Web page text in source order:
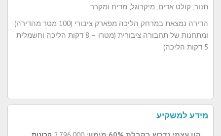
תנור, קולט אדים, מיקרוגל, מדיח ומקרר
הדירה נמצאת במרחק הליכה מפארק ציבורי (100 מטר מהדירה)
ומתחנות של תחבורה ציבורית (מטרו – 8 דקות הליכה וחשמלית
5 דקות הליכה)
מידע למשקיע